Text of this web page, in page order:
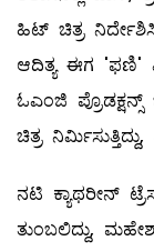
ಹಿಟ್ ಚಿತ್ರ
ಆದಿತ್ಯ ಈಗ 'ಫಣಿ'
ಓಎಂಜಿ
ಚಿತ್ರ
ನಟಿ ಕ್ಯಾಥರೀನ್
ತುಂಬಲಿದ್ದು,